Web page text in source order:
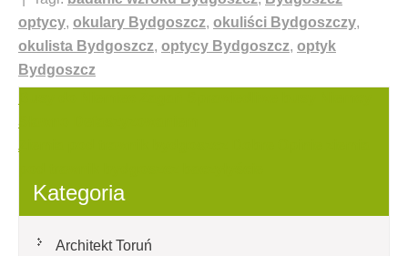
optycy, okulary Bydgoszcz, okuliści Bydgoszczy,
okulista Bydgoszcz, optycy Bydgoszcz, optyk
Bydgoszcz
Nawigacja
wpisu
Sławno Defaszyzowaniem
Ziemia pod trawnik bydgoszcz Dobre Opinie ziemia
Kategoria
Architekt Toruń